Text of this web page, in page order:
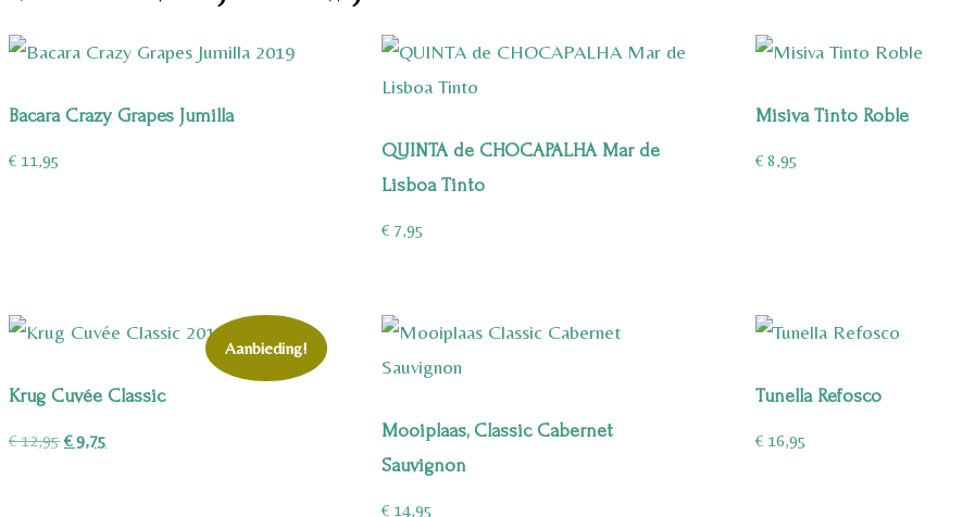
Bacara Crazy Grapes Jumilla
€ 11,95
QUINTA de CHOCAPALHA Mar de
Lisboa Tinto
€ 7,95
Misiva Tinto Roble
€8,95
Aanbieding!
Krug Cuvée Classic
€12,95 Oorspronkelijke
€9,75
Mooiplaas, Classic Cabernet
Sauvignon
€ 14,95
Tunella Refosco
€16,95